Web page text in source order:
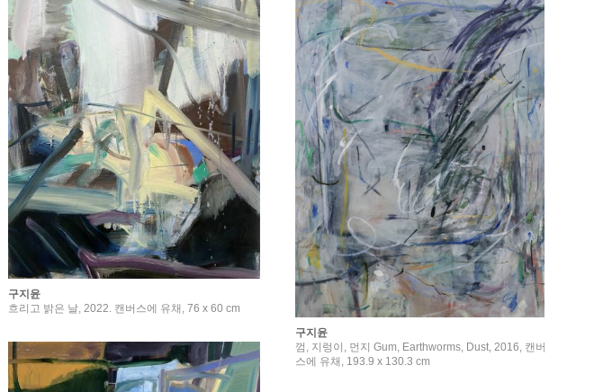
구지윤
흐리고 밝은 날, 2022. 캔버스에 유채, 76 x 60 cm
구지윤
껌, 지렁이, 먼지 Gum, Earthworms, Dust, 2016, 캔버
스에 유채, 193.9 x 130.3 cm